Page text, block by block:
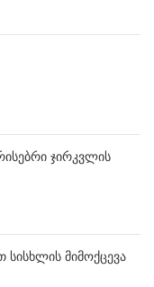
ჯირკვლის
მიმოქცევა